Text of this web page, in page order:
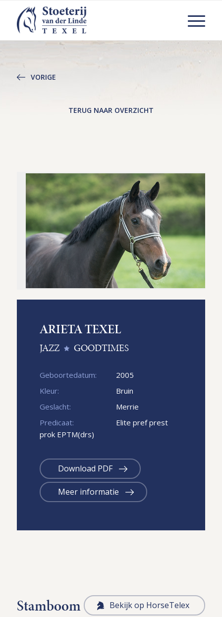
VORIGE
TERUG NAAR OVERZICHT
ARIETA TEXEL
JAZZ GOODTIMES
Geboortedatum:
2005
Kleur:
Bruin
Geslacht:
Merrie
Predicaat:
Elite pref prest
prok EPTM(drs)
Download PDF
Meer informatie
Stamboom Bekijk op HorseTelex